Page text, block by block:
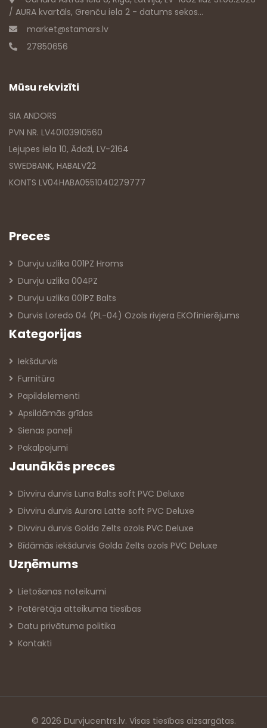
/ AURA kvartāls, Grenču iela 2 - datums sekos...
market@stamars.lv
27850656
Mūsu rekvizīti
SIA ANDORS
PVN NR. LV40103910560
Lejupes iela 10, Ādaži, LV-2164
SWEDBANK, HABALV22
KONTS LV04HABA0551040279777
Preces
Durvju uzlika 001PZ Hroms
Durvju uzlika 004PZ
Durvju uzlika 001PZ Balts
Durvis Loredo 04 (PL-04) Ozols rivjera EKOfinierējums
Kategorijas
Iekšdurvis
Furnitūra
Papildelementi
Apsildāmās grīdas
Sienas paneļi
Pakalpojumi
Jaunākās preces
Divviru durvis Luna Balts soft PVC Deluxe
Divviru durvis Aurora Latte soft PVC Deluxe
Divviru durvis Golda Zelts ozols PVC Deluxe
Bīdāmās iekšdurvis Golda Zelts ozols PVC Deluxe
Uzņēmums
Lietošanas noteikumi
Patērētāja atteikuma tiesības
Datu privātuma politika
Kontakti
© 2026 Durvjucentrs.lv. Visas tiesības aizsargātas.